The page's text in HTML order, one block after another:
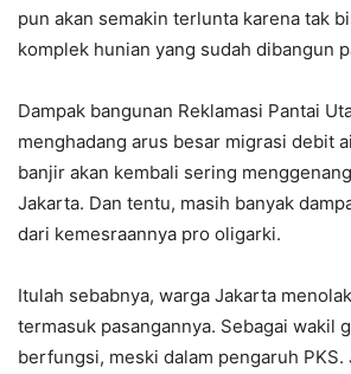
pun akan semakin terlunta karena tak
komplek hunian yang sudah dibangun
Dampak bangunan Reklamasi Pantai
menghadang arus besar migrasi debit
banjir akan kembali sering
Jakarta. Dan tentu, masih banyak
dari kemesraannya pro oligarki.
Itulah sebabnya, warga Jakarta
termasuk pasangannya. Sebagai wakil
berfungsi, meski dalam pengaruh PKS.